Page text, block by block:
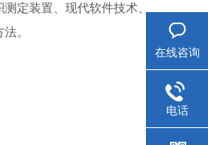
定装置、现代软件技术、
。
在线咨询
电话